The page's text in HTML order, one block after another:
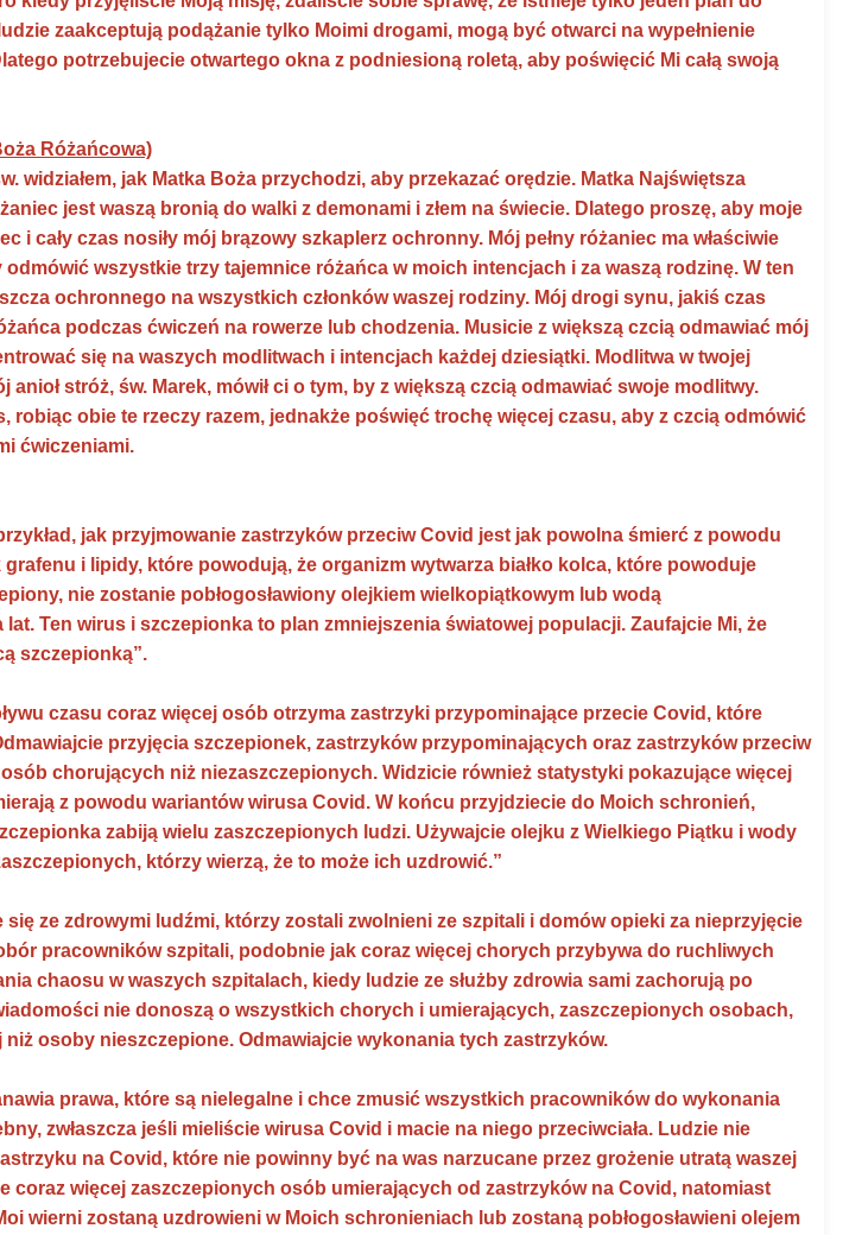
zaakceptują podążanie tylko Moimi drogami, mogą być otwarci na wypełnienie
potrzebujecie otwartego okna z podniesioną roletą, aby poświęcić Mi całą swoją
Różańcowa)
widziałem, jak Matka Boża przychodzi, aby przekazać orędzie. Matka Najświętsza
jest waszą bronią do walki z demonami i złem na świecie. Dlatego proszę, aby moje
i cały czas nosiły mój brązowy szkaplerz ochronny. Mój pełny różaniec ma właściwie
wszystkie trzy tajemnice różańca w moich intencjach i za waszą rodzinę. W ten
ochronnego na wszystkich członków waszej rodziny. Mój drogi synu, jakiś czas
podczas ćwiczeń na rowerze lub chodzenia. Musicie z większą czcią odmawiać mój
się na waszych modlitwach i intencjach każdej dziesiątki. Modlitwa w twojej
anioł stróż, św. Marek, mówił ci o tym, by z większą czcią odmawiać swoje modlitwy.
robiąc obie te rzeczy razem, jednakże poświęć trochę więcej czasu, aby z czcią odmówić
ćwiczeniami.
jak przyjmowanie zastrzyków przeciw Covid jest jak powolna śmierć z powodu
i lipidy, które powodują, że organizm wytwarza białko kolca, które powoduje
nie zostanie pobłogosławiony olejkiem wielkopiątkowym lub wodą
Ten wirus i szczepionka to plan zmniejszenia światowej populacji. Zaufajcie Mi, że
szczepionką”.
czasu coraz więcej osób otrzyma zastrzyki przypominające przecie Covid, które
przyjęcia szczepionek, zastrzyków przypominających oraz zastrzyków przeciw
chorujących niż niezaszczepionych. Widzicie również statystyki pokazujące więcej
z powodu wariantów wirusa Covid. W końcu przyjdziecie do Moich schronień,
zabiją wielu zaszczepionych ludzi. Używajcie olejku z Wielkiego Piątku i wody
którzy wierzą, że to może ich uzdrowić.”
się ze zdrowymi ludźmi, którzy zostali zwolnieni ze szpitali i domów opieki za nieprzyjęcie
pracowników szpitali, podobnie jak coraz więcej chorych przybywa do ruchliwych
chaosu w waszych szpitalach, kiedy ludzie ze służby zdrowia sami zachorują po
nie donoszą o wszystkich chorych i umierających, zaszczepionych osobach,
niż osoby nieszczepione. Odmawiajcie wykonania tych zastrzyków.
prawa, które są nielegalne i chce zmusić wszystkich pracowników do wykonania
zwłaszcza jeśli mieliście wirusa Covid i macie na niego przeciwciała. Ludzie nie
na Covid, które nie powinny być na was narzucane przez grożenie utratą waszej
coraz więcej zaszczepionych osób umierających od zastrzyków na Covid, natomiast
wierni zostaną uzdrowieni w Moich schronieniach lub zostaną pobłogosławieni olejem